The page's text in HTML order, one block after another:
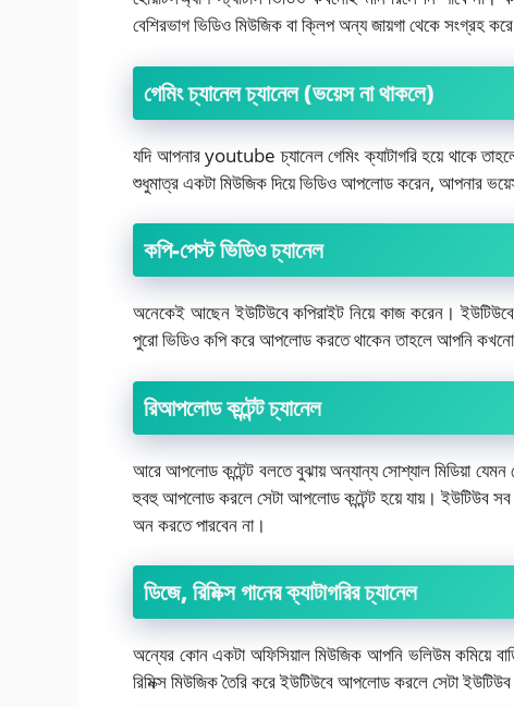
বেশিরভাগ ভিডিও মিউজিক বা ক্লিপ অন্য জায়গা থেকে সংগ্রহ
গেমিং চ্যানেল চ্যানেল (ভয়েস না থাকলে)
যদি আপনার youtube চ্যানেল গেমিং ক্যাটাগরি হয়ে থাকে
শুধুমাত্র একটা মিউজিক দিয়ে ভিডিও আপলোড করেন, আপনার
কপি-পেস্ট ভিডিও চ্যানেল
অনেকেই আছেন ইউটিউবে কপিরাইট নিয়ে কাজ করেন।
পুরো ভিডিও কপি করে আপলোড করতে থাকেন তাহলে আপনি
রিআপলোড কন্টেন্ট চ্যানেল
আরে আপলোড কন্টেন্ট বলতে বুঝায় অন্যান্য সোশ্যাল মিডিয়া
হুবহু আপলোড করলে সেটা আপলোড কন্টেন্ট হয়ে যায়। ইউটিউব
অন করতে পারবেন না।
ডিজে, রিমিক্স গানের ক্যাটাগরির চ্যানেল
অন্যের কোন একটা অফিসিয়াল মিউজিক আপনি ভলিউম কমিয়ে
রিমিক্স মিউজিক তৈরি করে ইউটিউবে আপলোড করলে সেটা